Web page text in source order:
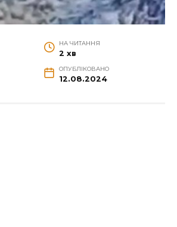
НА ЧИТАННЯ
2 хв
ОПУБЛІКОВАНО
12.08.2024